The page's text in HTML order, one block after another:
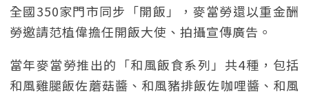
全國350家門市同步「開飯」，麥當勞還以重金酬
勞邀請范植偉擔任開飯大使、拍攝宣傳廣告。
當年麥當勞推出的「和風飯食系列」共4種，包括
和風雞腿飯佐蘑菇醬、和風豬排飯佐咖哩醬、和風